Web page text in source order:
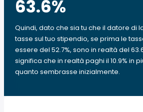
63.6%
Quindi, dato che sia tu che il datore di
tasse sul tuo stipendio, se prima le
essere del 52.7%, sono in realtà del
significa che in realtà paghi il 10.9% in
quanto sembrasse inizialmente.